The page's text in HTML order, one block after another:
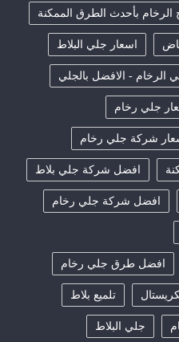
الرخام بأحدث الطرق الممكنة
اسعار جلي البلاط
الرخام - الافضل بالجلي
جلي رخام
شركة جلي رخام
افضل شركة جلي بلاط
افضل شركة جلي رخام
افضل طرق جلي رخام
تلميع بلاط
جلي البلاط